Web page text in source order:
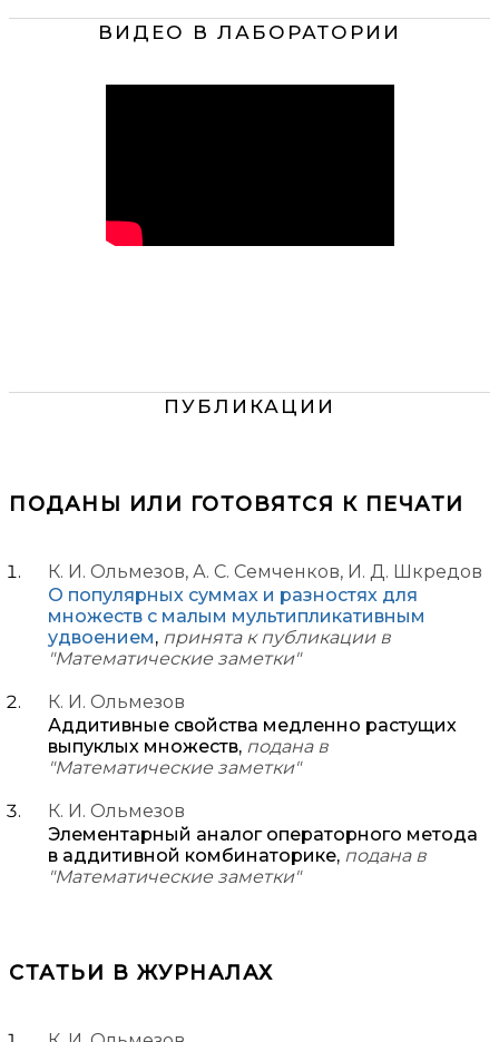
ВИДЕО В ЛАБОРАТОРИИ
ПУБЛИКАЦИИ
ПОДАНЫ ИЛИ ГОТОВЯТСЯ К ПЕЧАТИ
К. И. Ольмезов, А. С. Семченков, И. Д. Шкредов
О популярных суммах и разностях для
множеств с малым мультипликативным
удвоением, принята к публикации в
"Математические заметки"
К. И. Ольмезов
Аддитивные свойства медленно растущих
выпуклых множеств, подана в
"Математические заметки"
К. И. Ольмезов
Элементарный аналог операторного метода
в аддитивной комбинаторике, подана в
"Математические заметки"
СТАТЬИ В ЖУРНАЛАХ